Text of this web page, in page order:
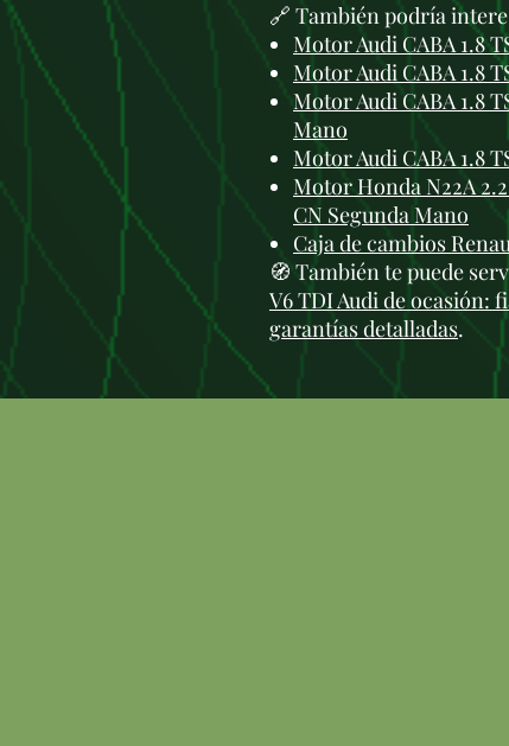
🔗 También podría
Motor Audi CABA 1.8
Motor Audi CABA 1.8
Motor Audi CABA 1.8
Mano
Motor Audi CABA 1.8
Motor Honda N22A
CN Segunda Mano
Caja de cambios
🧭 También te puede
V6 TDI Audi de ocasión:
garantías detalladas.